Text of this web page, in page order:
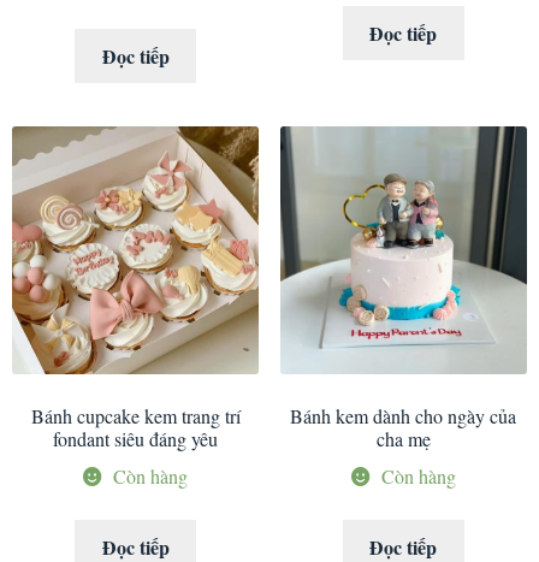
Đọc tiếp
Đọc tiếp
Bánh cupcake kem trang trí
fondant siêu đáng yêu
Còn hàng
Đọc tiếp
Bánh kem dành cho ngày của
cha mẹ
Còn hàng
Đọc tiếp